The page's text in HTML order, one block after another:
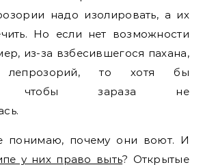
надо изолировать, а их
Но если нет возможности
из-за взбесившегося пахана,
лепрозорий, то хотя бы
чтобы зараза не
понимаю, почему они воют. И
у них право выть? Открытые